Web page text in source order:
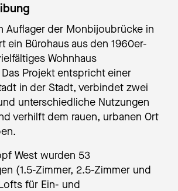
Auflager der Monbijoubrücke in
ein Bürohaus aus den 1960er-
Wohnhaus
Projekt entspricht einer
in der Stadt, verbindet zwei
unterschiedliche Nutzungen
verhilft dem rauen, urbanen Ort
West wurden 53
(1.5-Zimmer, 2.5-Zimmer und
für Ein- und